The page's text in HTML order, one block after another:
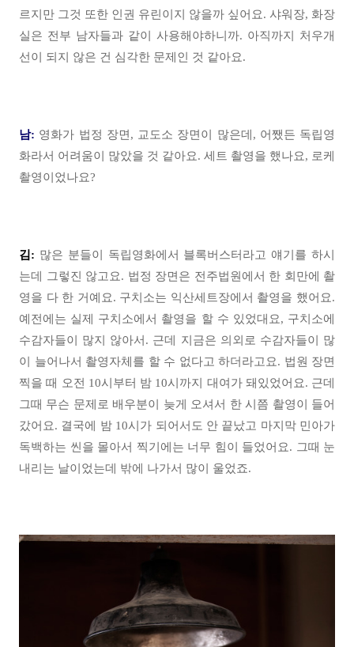
르지만 그것 또한 인권 유린이지 않을까 싶어요. 샤워장, 화장
실은 전부 남자들과 같이 사용해야하니까. 아직까지 처우개
선이 되지 않은 건 심각한 문제인 것 같아요.
남: 영화가 법정 장면, 교도소 장면이 많은데, 어쨌든 독립영
화라서 어려움이 많았을 것 같아요. 세트 촬영을 했나요, 로케
촬영이었나요?
김: 많은 분들이 독립영화에서 블록버스터라고 얘기를 하시
는데 그렇진 않고요. 법정 장면은 전주법원에서 한 회만에 촬
영을 다 한 거예요. 구치소는 익산세트장에서 촬영을 했어요.
예전에는 실제 구치소에서 촬영을 할 수 있었대요, 구치소에
수감자들이 많지 않아서. 근데 지금은 의외로 수감자들이 많
이 늘어나서 촬영자체를 할 수 없다고 하더라고요. 법원 장면
찍을 때 오전 10시부터 밤 10시까지 대여가 돼있었어요. 근데
그때 무슨 문제로 배우분이 늦게 오셔서 한 시쯤 촬영이 들어
갔어요. 결국에 밤 10시가 되어서도 안 끝났고 마지막 민아가
독백하는 씬을 몰아서 찍기에는 너무 힘이 들었어요. 그때 눈
내리는 날이었는데 밖에 나가서 많이 울었죠.